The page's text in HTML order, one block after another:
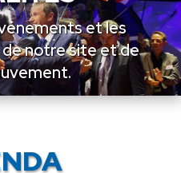
et les
notre site et de